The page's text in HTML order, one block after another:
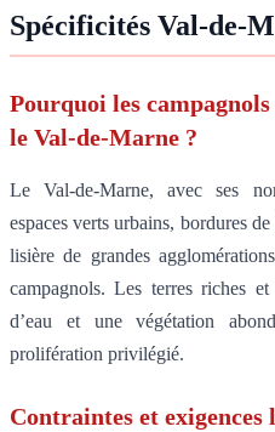
Spécificités Val-de-
Pourquoi les
le Val-de-Marne ?
Le Val-de-Marne, avec ses
espaces verts urbains, bordures
lisière de grandes
campagnols. Les terres riches
d’eau et une végétation
prolifération privilégié.
Contraintes et exigences